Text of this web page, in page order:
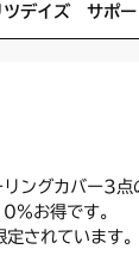
ツデイズ サポー
ングカバー3点
お得です。
されています